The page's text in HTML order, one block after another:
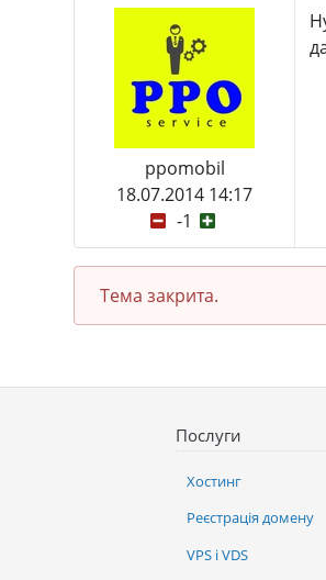
ppomobil
18.07.2014 14:17
-1
Тема закрита.
Послуги
Хостинг
Реєстрація домену
VPS і VDS